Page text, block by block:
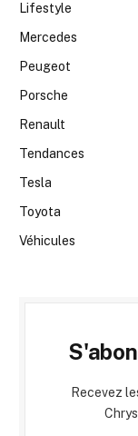
Lifestyle
Mercedes
Peugeot
Porsche
Renault
Tendances
Tesla
Toyota
Véhicules
Recevez